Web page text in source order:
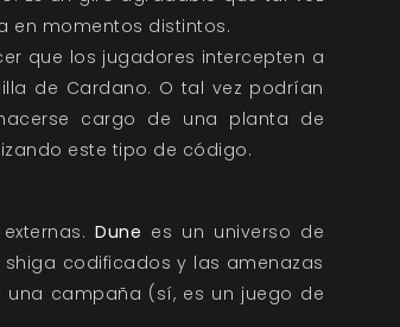
en momentos distintos.
que los jugadores intercepten a
de Cardano. O tal vez podrían
cargo de una planta de
este tipo de código.
Dune es un universo de
codificados y las amenazas
campaña (sí, es un juego de